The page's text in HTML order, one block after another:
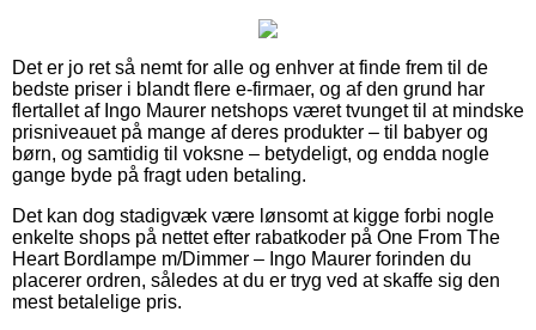
Det er jo ret så nemt for alle og enhver at finde frem til de
bedste priser i blandt flere e-firmaer, og af den grund har
flertallet af Ingo Maurer netshops været tvunget til at mindske
prisniveauet på mange af deres produkter – til babyer og
børn, og samtidig til voksne – betydeligt, og endda nogle
gange byde på fragt uden betaling.
Det kan dog stadigvæk være lønsomt at kigge forbi nogle
enkelte shops på nettet efter rabatkoder på One From The
Heart Bordlampe m/Dimmer – Ingo Maurer forinden du
placerer ordren, således at du er tryg ved at skaffe sig den
mest betalelige pris.